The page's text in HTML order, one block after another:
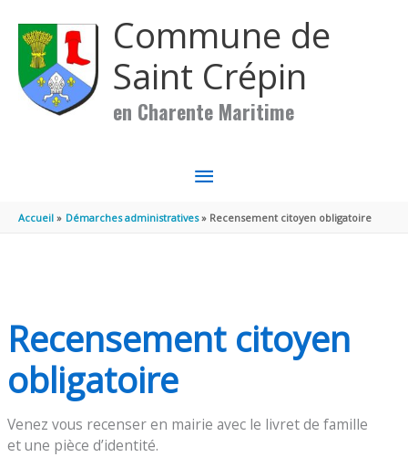
Commune de
Saint Crépin
en Charente Maritime
MENU
PRINCIPAL
Accueil Démarches administratives Recensement citoyen obligatoire
Recensement citoyen
obligatoire
Venez vous recenser en mairie avec le livret de famille
et une pièce d’identité.